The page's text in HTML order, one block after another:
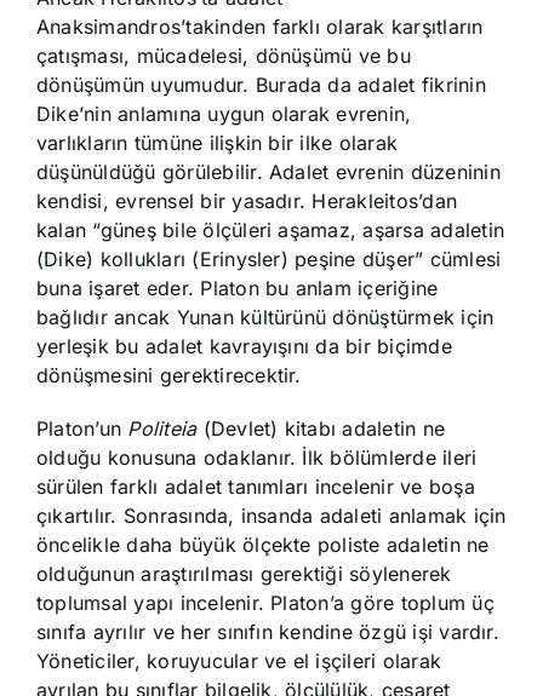
Anaksimandros’takinden farklı olarak karşıtların
çatışması, mücadelesi, dönüşümü ve bu
dönüşümün uyumudur. Burada da adalet fikrinin
Dike’nin anlamına uygun olarak evrenin,
varlıkların tümüne ilişkin bir ilke olarak
düşünüldüğü görülebilir. Adalet evrenin düzeninin
kendisi, evrensel bir yasadır. Herakleitos’dan
kalan “güneş bile ölçüleri aşamaz, aşarsa adaletin
(Dike) kollukları (Erinysler) peşine düşer” cümlesi
buna işaret eder. Platon bu anlam içeriğine
bağlıdır ancak Yunan kültürünü dönüştürmek için
yerleşik bu adalet kavrayışını da bir biçimde
dönüşmesini gerektirecektir.
Platon’un Politeia(Devlet) kitabı adaletin ne
olduğu konusuna odaklanır. İlk bölümlerde ileri
sürülen farklı adalet tanımları incelenir ve boşa
çıkartılır. Sonrasında, insanda adaleti anlamak için
öncelikle daha büyük ölçekte poliste adaletin ne
olduğunun araştırılması gerektiği söylenerek
toplumsal yapı incelenir. Platon’a göre toplum üç
sınıfa ayrılır ve her sınıfın kendine özgü işi vardır.
Yöneticiler, koruyucular ve el işçileri olarak
ayrılan bu sınıflar bilgelik, ölçülülük, cesaret